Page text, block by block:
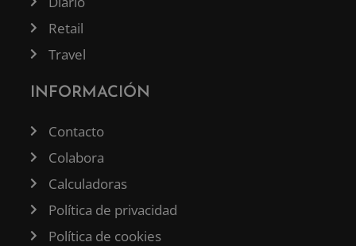
Retail
Travel
INFORMACIÓN
Contacto
Colabora
Calculadoras
Política de privacidad
Política de cookies